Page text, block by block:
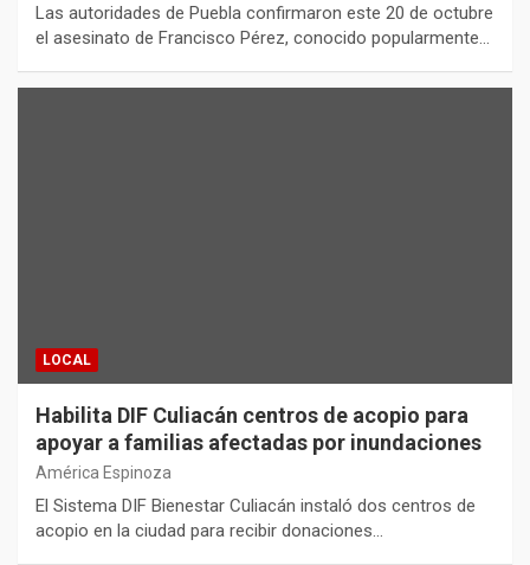
Las autoridades de Puebla confirmaron este 20 de octubre
el asesinato de Francisco Pérez, conocido popularmente…
LOCAL
Habilita DIF Culiacán centros de acopio para
apoyar a familias afectadas por inundaciones
América Espinoza
El Sistema DIF Bienestar Culiacán instaló dos centros de
acopio en la ciudad para recibir donaciones…